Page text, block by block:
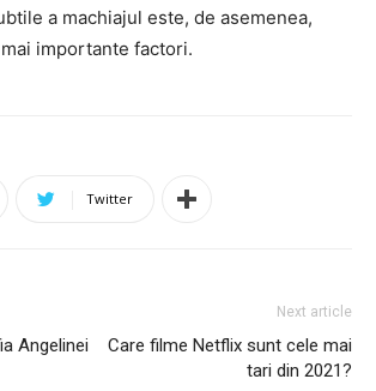
a machiajul este, de asemenea,
importante factori.
Twitter
Angelinei
Next article
Care filme Netflix sunt cele mai
tari din 2021?